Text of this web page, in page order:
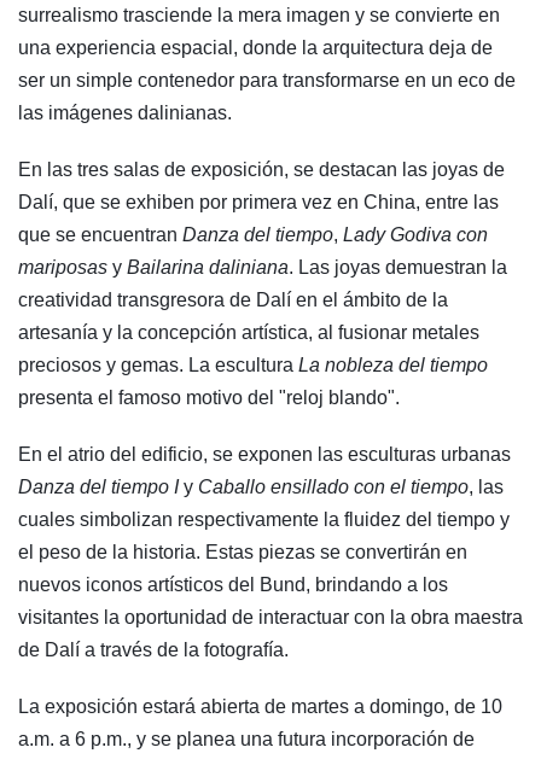
surrealismo trasciende la mera imagen y se convierte en
una experiencia espacial, donde la arquitectura deja de
ser un simple contenedor para transformarse en un eco de
las imágenes dalinianas.
En las tres salas de exposición, se destacan las joyas de
Dalí, que se exhiben por primera vez en China, entre las
que se encuentran Danza del tiempo, Lady Godiva con
mariposas y Bailarina daliniana. Las joyas demuestran la
creatividad transgresora de Dalí en el ámbito de la
artesanía y la concepción artística, al fusionar metales
preciosos y gemas. La escultura La nobleza del tiempo
presenta el famoso motivo del "reloj blando".
En el atrio del edificio, se exponen las esculturas urbanas
Danza del tiempo Iy Caballo ensillado con el tiempo, las
cuales simbolizan respectivamente la fluidez del tiempo y
el peso de la historia. Estas piezas se convertirán en
nuevos iconos artísticos del Bund, brindando a los
visitantes la oportunidad de interactuar con la obra maestra
de Dalí a través de la fotografía.
La exposición estará abierta de martes a domingo, de 10
a.m. a 6 p.m., y se planea una futura incorporación de